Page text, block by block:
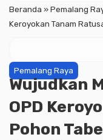
Beranda »Pemalang
Keroyokan Tanam
Pemalang Raya
Wujudkan
OPD
Pohon